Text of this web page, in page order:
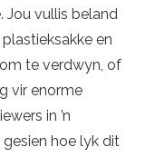
Jou vullis beland
en
te verdwyn, of
vir enorme
in ’n
hoe lyk dit